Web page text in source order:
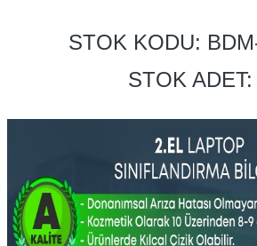
STOK KODU:
STOK